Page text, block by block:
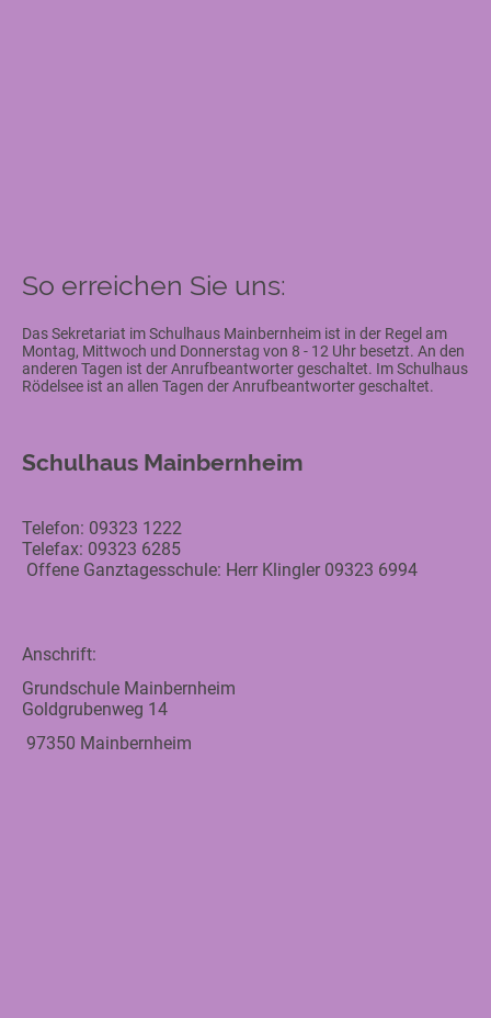
So erreichen Sie uns:
Das Sekretariat im Schulhaus Mainbernheim ist in der Regel am
Montag, Mittwoch und Donnerstag von 8 - 12 Uhr besetzt. An den
anderen Tagen ist der Anrufbeantworter geschaltet. Im Schulhaus
Rödelsee ist an allen Tagen der Anrufbeantworter geschaltet.
Schulhaus Mainbernheim
Telefon: 09323 1222
Telefax: 09323 6285
Offene Ganztagesschule: Herr Klingler 09323 6994
Anschrift:
Grundschule Mainbernheim
Goldgrubenweg 14
97350 Mainbernheim